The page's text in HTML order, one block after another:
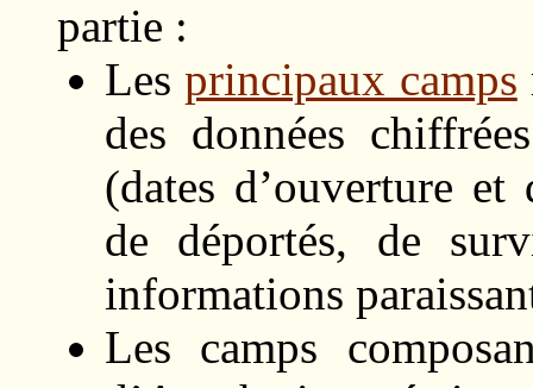
partie :
Lesprincipaux camps
des données
(dates d’ouverture
de déportés, de
informations
Les camps